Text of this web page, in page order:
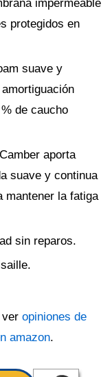
impermeable
protegidos en
suave y
de caucho
aporta
suave y continua
mantener la fatiga
sin reparos.
ver opiniones de
amazon.